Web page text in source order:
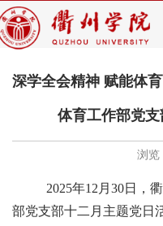
深学全会精神 赋能体
体育工作部党
浏览
2025年12 月30日，
部党支部十二月主题党日